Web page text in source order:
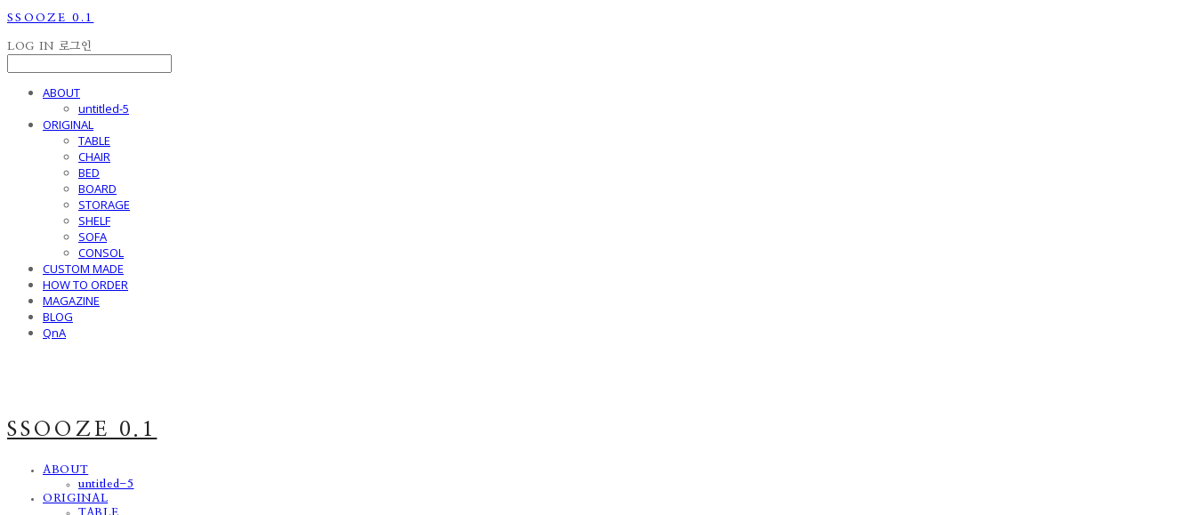
SSOOZE 0.1
LOG IN 로그인
ABOUT
untitled-5
ORIGINAL
TABLE
CHAIR
BED
BOARD
STORAGE
SHELF
SOFA
CONSOL
CUSTOM MADE
HOW TO ORDER
MAGAZINE
BLOG
QnA
SSOOZE 0.1
ABOUT
untitled-5
ORIGINAL